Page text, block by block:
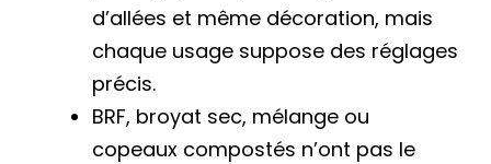
d’allées et même décoration, mais
chaque usage suppose des réglages
précis.
BRF, broyat sec, mélange ou
copeaux compostés n’ont pas le